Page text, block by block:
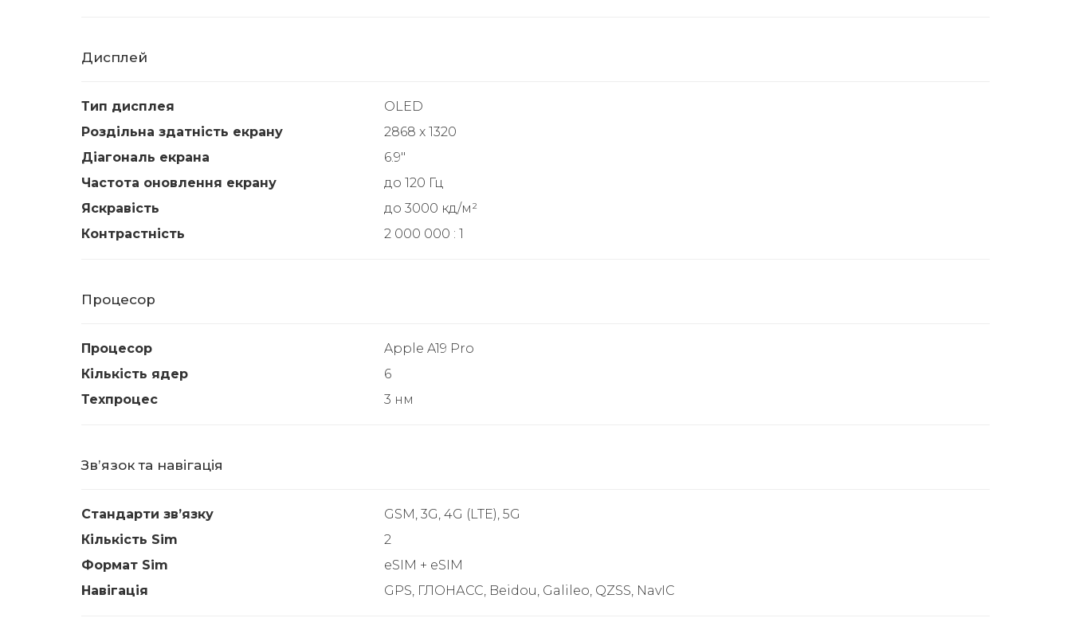
Дисплей
Тип дисплея
OLED
Роздільна здатність екрану
2868 x 1320
Діагональ екрана
6.9"
Частота оновлення екрану
до 120 Гц
Яскравість
до 3000 кд/м²
Контрастність
2 000 000 : 1
Процесор
Процесор
Apple A19 Pro
Кількість ядер
6
Техпроцес
3 нм
Звʼязок та навігація
Стандарти звʼязку
GSM, 3G, 4G (LTE), 5G
Кількість Sim
2
Формат Sim
eSIM + eSIM
Навігація
GPS, ГЛОНАСС, Beidou, Galileo, QZSS, NavIC